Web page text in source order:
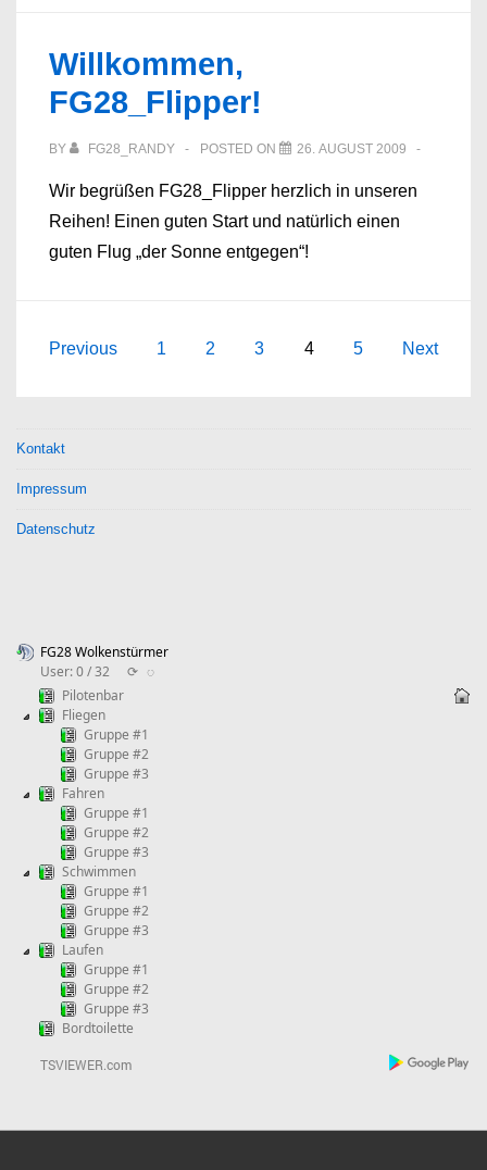
Willkommen,
FG28_Flipper!
BY FG28_RANDY POSTED ON 26. AUGUST 2009
Wir begrüßen FG28_Flipper herzlich in unseren
Reihen! Einen guten Start und natürlich einen
guten Flug „der Sonne entgegen“!
Seitennummerierung
Previous 1 2 3 4 5 Next
Kontakt
Impressum
Datenschutz
FG28 Wolkenstürmer
User: 0 / 32
⟳ ◌
Pilotenbar
Fliegen
Gruppe #1
Gruppe #2
Gruppe #3
Fahren
Gruppe #1
Gruppe #2
Gruppe #3
Schwimmen
Gruppe #1
Gruppe #2
Gruppe #3
Laufen
Gruppe #1
Gruppe #2
Gruppe #3
Bordtoilette